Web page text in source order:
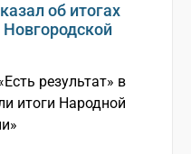
об итогах
результат» в
итоги Народной